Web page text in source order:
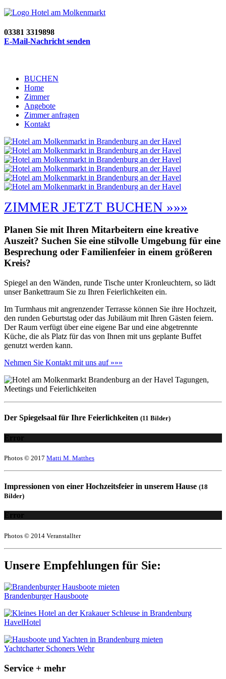
03381 3319898
E-Mail-Nachricht senden
BUCHEN
Home
Zimmer
Angebote
Zimmer anfragen
Kontakt
ZIMMER JETZT BUCHEN »»»
Planen Sie mit Ihren Mitarbeitern eine kreative
Auszeit? Suchen Sie eine stilvolle Umgebung für eine
Besprechung oder Familienfeier in einem größeren
Kreis?
Spiegel an den Wänden, runde Tische unter Kronleuchtern, so lädt
unser Bankettraum Sie zu Ihren Feierlichkeiten ein.
Im Turmhaus mit angrenzender Terrasse können Sie ihre Hochzeit,
den runden Geburtstag oder das Jubiläum mit Ihren Gästen feiern.
Der Raum verfügt über eine eigene Bar und eine abgetrennte
Küche, die als Platz für das von Ihnen mit uns geplante Buffet
genutzt werden kann.
Nehmen Sie Kontakt mit uns auf »»»
Der Spiegelsaal für Ihre Feierlichkeiten (11 Bilder)
Error
Photos © 2017 Matti M. Matthes
Impressionen von einer Hochzeitsfeier in unserem Hause (18
Bilder)
Error
Photos © 2014 Veranstallter
Unsere Empfehlungen für Sie:
Brandenburger Hausboote
HavelHotel
Yachtcharter Schoners Wehr
Service + mehr